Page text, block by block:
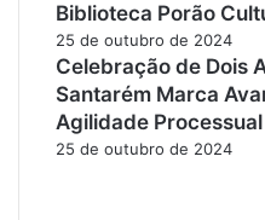
Biblioteca Porão
25 de outubro de 2024
Celebração de Dois
Santarém Marca
Agilidade Processual
25 de outubro de 2024